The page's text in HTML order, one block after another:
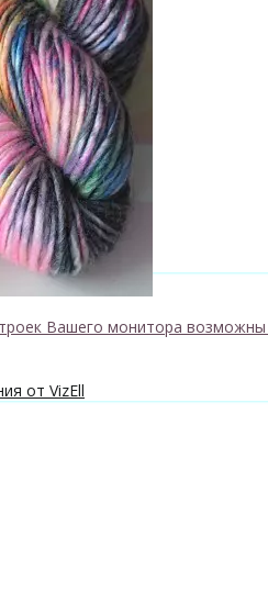
100гНовинка!
100г
от VizEll
Вашего монитора